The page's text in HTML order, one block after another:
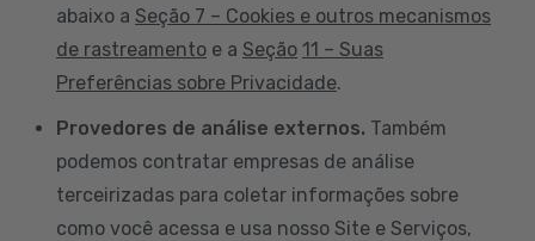
abaixo a Seção 7 – Cookies e outros mecanismos
de rastreamento e a Seção 11 – Suas
Preferências sobre Privacidade.
Provedores de análise externos. Também
podemos contratar empresas de análise
terceirizadas para coletar informações sobre
como você acessa e usa nosso Site e Serviços,